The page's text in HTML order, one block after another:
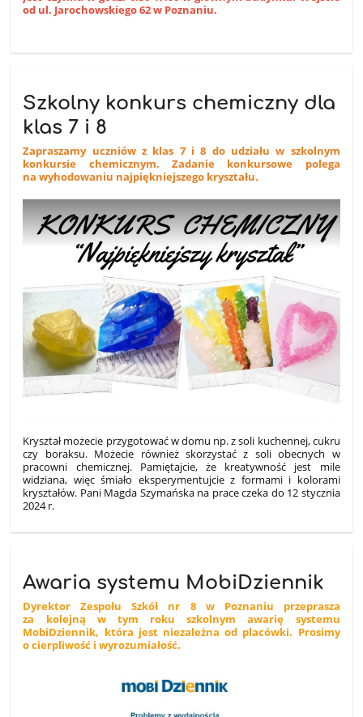
od ul. Jarochowskiego 62 w Poznaniu.
Szkolny konkurs chemiczny dla
klas 7 i 8
Zapraszamy uczniów z klas 7 i 8 do udziału w szkolnym
konkursie chemicznym. Zadanie konkursowe polega
na wyhodowaniu najpiękniejszego kryształu.
Kryształ możecie przygotować w domu np. z soli kuchennej, cukru
czy boraksu. Możecie również skorzystać z soli obecnych w
pracowni chemicznej. Pamiętajcie, że kreatywność jest mile
widziana, więc śmiało eksperymentujcie z formami i kolorami
kryształów. Pani Magda Szymańska na prace czeka do 12 stycznia
2024 r.
Awaria systemu MobiDziennik
Dyrektor Zespołu Szkół nr 8 w Poznaniu przeprasza
za kolejną w tym roku szkolnym awarię systemu
MobiDziennik, która jest niezależna od placówki. Prosimy
o cierpliwość i wyrozumiałość.